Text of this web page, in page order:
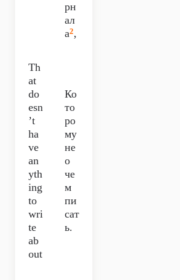
рн
ал
а2,
Th
at
do
esn
’t
ha
ve
an
yth
ing
to
wri
te
ab
out
Ко
то
ро
му
не
о
че
м
пи
сат
ь.